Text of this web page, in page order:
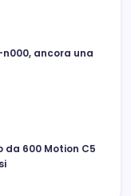
n000, ancora una
600 Motion C5